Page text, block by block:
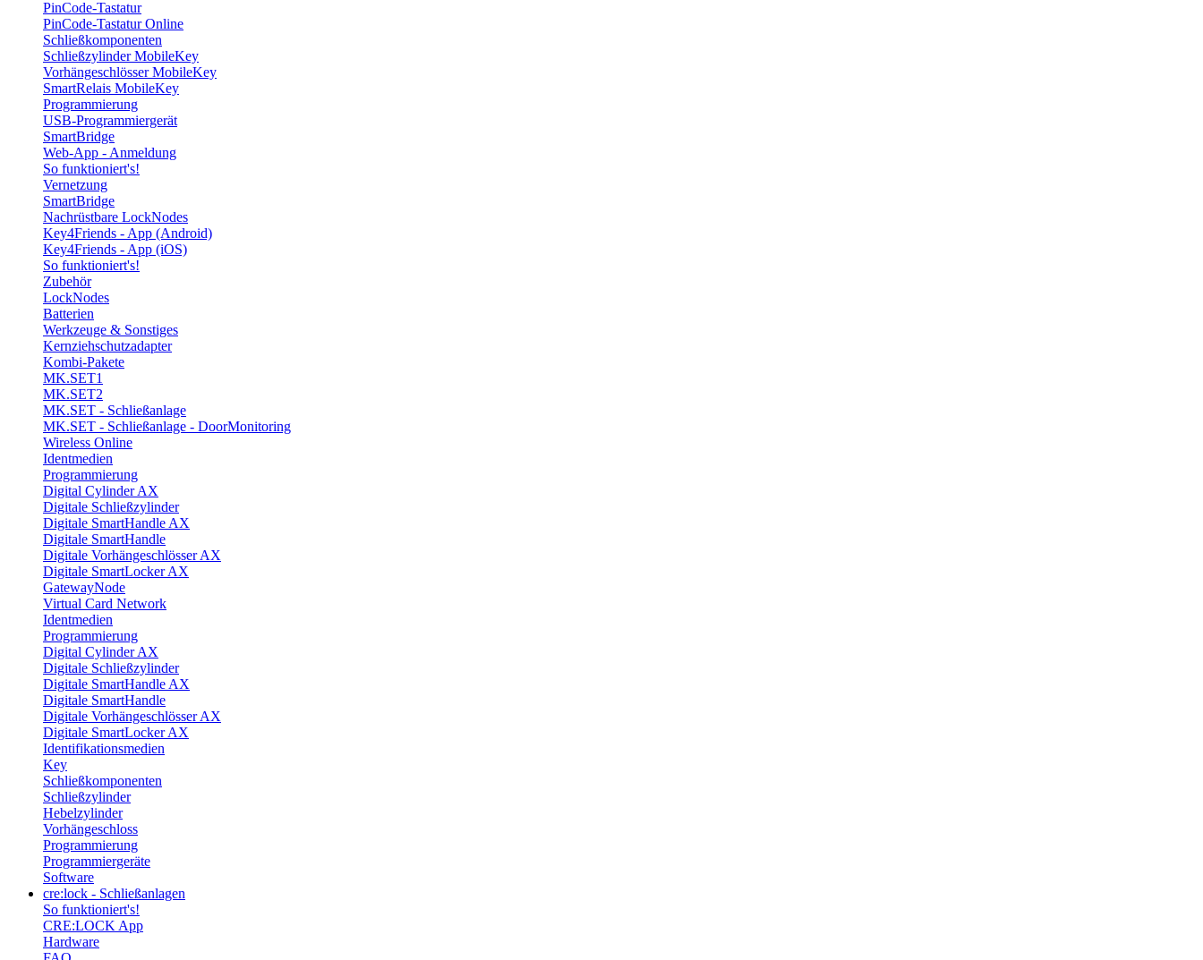
PinCode-Tastatur
PinCode-Tastatur Online
Schließkomponenten
Schließzylinder MobileKey
Vorhängeschlösser MobileKey
SmartRelais MobileKey
Programmierung
USB-Programmiergerät
SmartBridge
Web-App - Anmeldung
So funktioniert's!
Vernetzung
SmartBridge
Nachrüstbare LockNodes
Key4Friends - App (Android)
Key4Friends - App (iOS)
So funktioniert's!
Zubehör
LockNodes
Batterien
Werkzeuge & Sonstiges
Kernziehschutzadapter
Kombi-Pakete
MK.SET1
MK.SET2
MK.SET - Schließanlage
MK.SET - Schließanlage - DoorMonitoring
Wireless Online
Identmedien
Programmierung
Digital Cylinder AX
Digitale Schließzylinder
Digitale SmartHandle AX
Digitale SmartHandle
Digitale Vorhängeschlösser AX
Digitale SmartLocker AX
GatewayNode
Virtual Card Network
Identmedien
Programmierung
Digital Cylinder AX
Digitale Schließzylinder
Digitale SmartHandle AX
Digitale SmartHandle
Digitale Vorhängeschlösser AX
Digitale SmartLocker AX
Identifikationsmedien
Key
Schließkomponenten
Schließzylinder
Hebelzylinder
Vorhängeschloss
Programmierung
Programmiergeräte
Software
cre:lock - Schließanlagen
So funktioniert's!
CRE:LOCK App
Hardware